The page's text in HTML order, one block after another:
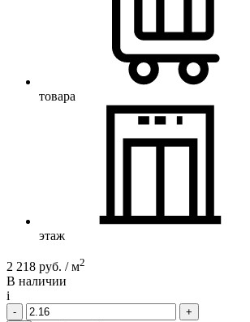
товара
этаж
2 218 руб. / м2
В наличии
i